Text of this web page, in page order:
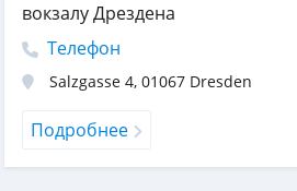
вокзалу Дрездена
Телефон
Salzgasse 4, 01067 Dresden
Подробнее